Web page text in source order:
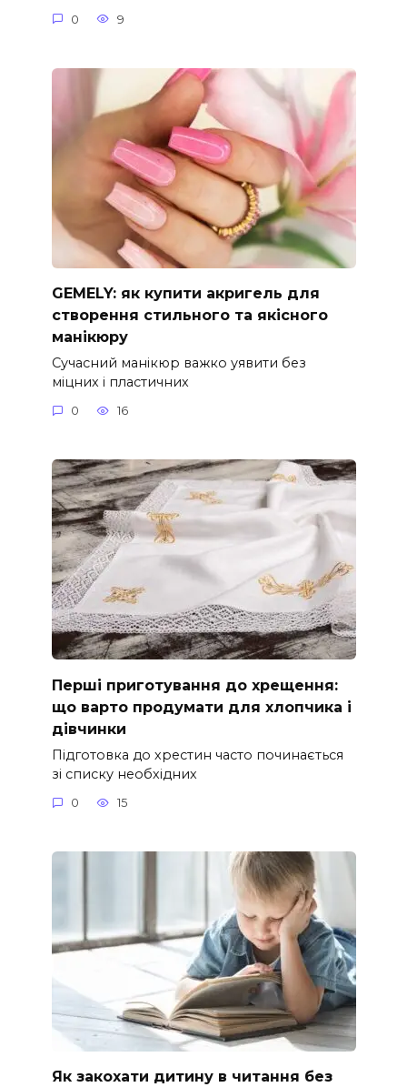
0 9
GEMELY: як купити акригель для
створення стильного та якісного
манікюру
Сучасний манікюр важко уявити без
міцних і пластичних
0 16
Перші приготування до хрещення:
що варто продумати для хлопчика і
дівчинки
Підготовка до хрестин часто починається
зі списку необхідних
0 15
Як закохати дитину в читання без